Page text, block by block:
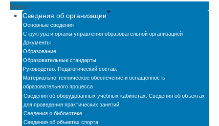
Студенту
Новости
Бассейн
Автошкола
Мастерские
Обратная связь
БПОО
Menu
Сведения об организации
Основные сведения
Структура и органы управления образовательной организацией
Документы
Образование
Образовательные стандарты
Руководство. Педагогический состав.
Материально-техническое обеспечение и оснащенность
образовательного процесса
Сведения об оборудованных учебных кабинетах. Сведения об объектах
для проведения практических занятий
Сведения о библиотеке
Сведения об объектах спорта